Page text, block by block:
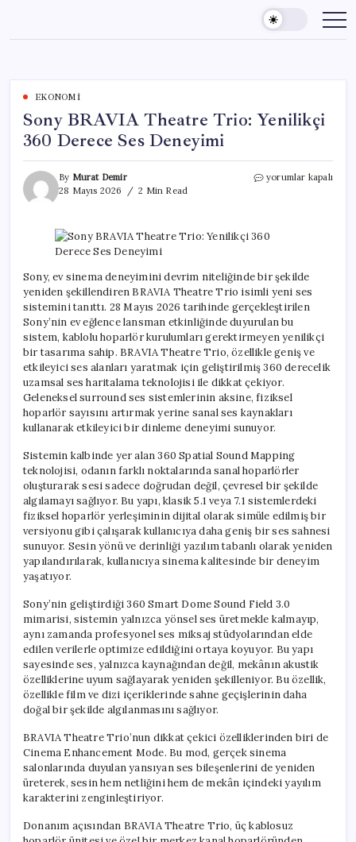
content
EKONOMI
Sony BRAVIA Theatre Trio: Yenilikçi
360 Derece Ses Deneyimi
By Murat Demir
28 Mayıs 2026
2 Min Read
Sony
Yenilikçi
360
Ses
Deneyimi
için
yorumlar kapalı
Sony, ev sinema deneyimini devrim niteliğinde bir şekilde
yeniden şekillendiren BRAVIA Theatre Trio isimli yeni ses
sistemini tanıttı. 28 Mayıs 2026 tarihinde gerçekleştirilen
Sony’nin ev eğlence lansman etkinliğinde duyurulan bu
sistem, kablolu hoparlör kurulumları gerektirmeyen yenilikçi
bir tasarıma sahip. BRAVIA Theatre Trio, özellikle geniş ve
etkileyici ses alanları yaratmak için geliştirilmiş 360 derecelik
uzamsal ses haritalama teknolojisi ile dikkat çekiyor.
Geleneksel surround ses sistemlerinin aksine, fiziksel
hoparlör sayısını artırmak yerine sanal ses kaynakları
kullanarak etkileyici bir dinleme deneyimi sunuyor.
Sistemin kalbinde yer alan 360 Spatial Sound Mapping
teknolojisi, odanın farklı noktalarında sanal hoparlörler
oluşturarak sesi sadece doğrudan değil, çevresel bir şekilde
algılamayı sağlıyor. Bu yapı, klasik 5.1 veya 7.1 sistemlerdeki
fiziksel hoparlör yerleşiminin dijital olarak simüle edilmiş bir
versiyonu gibi çalışarak kullanıcıya daha geniş bir ses sahnesi
sunuyor. Sesin yönü ve derinliği yazılım tabanlı olarak yeniden
yapılandırılarak, kullanıcıya sinema kalitesinde bir deneyim
yaşatıyor.
Sony’nin geliştirdiği 360 Smart Dome Sound Field 3.0
mimarisi, sistemin yalnızca yönsel ses üretmekle kalmayıp,
aynı zamanda profesyonel ses miksaj stüdyolarından elde
edilen verilerle optimize edildiğini ortaya koyuyor. Bu yapı
sayesinde ses, yalnızca kaynağından değil, mekânın akustik
özelliklerine uyum sağlayarak yeniden şekilleniyor. Bu özellik,
özellikle film ve dizi içeriklerinde sahne geçişlerinin daha
doğal bir şekilde algılanmasını sağlıyor.
BRAVIA Theatre Trio’nun dikkat çekici özelliklerinden biri de
Cinema Enhancement Mode. Bu mod, gerçek sinema
salonlarında duyulan yansıyan ses bileşenlerini de yeniden
üreterek, sesin hem netliğini hem de mekân içindeki yayılım
karakterini zenginleştiriyor.
Donanım açısından BRAVIA Theatre Trio, üç kablosuz